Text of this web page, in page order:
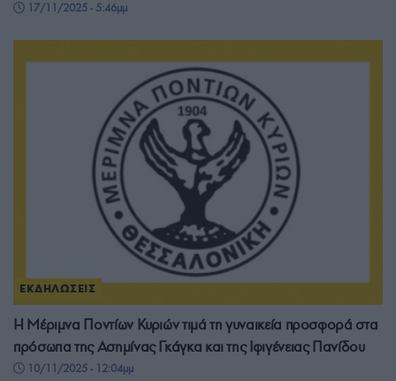
17/11/2025 - 5:46μμ
ΕΚΔΗΛΩΣΕΙΣ
Η Μέριμνα Ποντίων Κυριών τιμά τη γυναικεία προσφορά στα
πρόσωπα της Ασημίνας Γκάγκα και της Ιφιγένειας Πανίδου
10/11/2025 - 12:04μμ